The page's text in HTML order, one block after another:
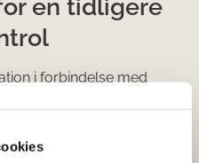
en tidligere
i forbindelse med
inden kontrolbesøget og